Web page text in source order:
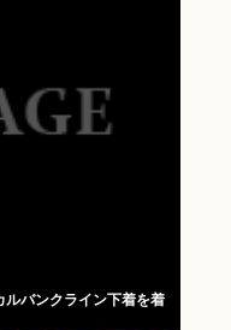
ルバンクライン下着を着